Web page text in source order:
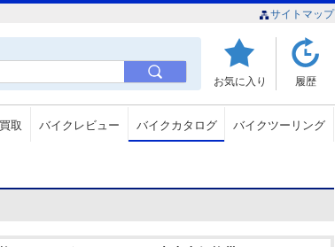
サイトマップ
お気に入り 履歴
取 バイクレビュー バイクカタログ バイクツーリング